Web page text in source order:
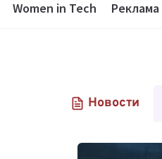
Women in Tech Реклама
Новости